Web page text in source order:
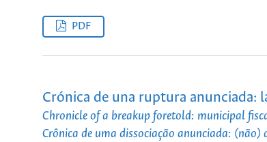
PDF
Crónica de una ruptura anunciada:
Chronicle of a breakup foretold: municipal
Crônica de uma dissociação anunciada: